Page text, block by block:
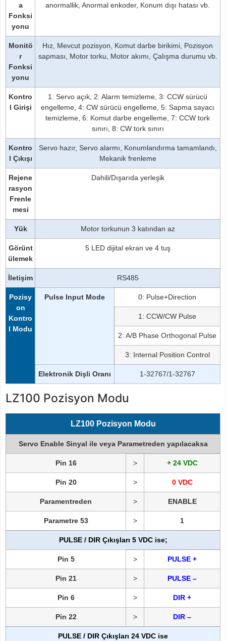
a
Fonksi
yonu
anormallik, Anormal enkoder, Konum dışı hatası vb.
Monitö
r
Fonksi
yonu
Hız, Mevcut pozisyon, Komut darbe birikimi, Pozisyon
sapması, Motor torku, Motor akımı, Çalışma durumu vb.
Kontro
l Girişi
1: Servo açık, 2: Alarm temizleme, 3: CCW sürücü
engelleme, 4: CW sürücü engelleme, 5: Sapma sayacı
temizleme, 6: Komut darbe engelleme, 7: CCW tork
sınırı, 8: CW tork sınırı
Kontro
l Çıkışı
Servo hazır, Servo alarmı, Konumlandırma tamamlandı,
Mekanik frenleme
Rejene
rasyon
Frenle
mesi
Dahili/Dışarıda yerleşik
Yük Motor torkunun 3 katından az
Görünt
ülemek
5 LED dijital ekran ve 4 tuş
İletişim RS485
Pozisy
on
Kontro
l Modu
Pulse Input Mode 0: Pulse+Direction
1: CCW/CW Pulse
2: A/B Phase Orthogonal Pulse
3: Internal Position Control
Elektronik Dişli Oranı 1-32767/1-32767
LZ100 Pozisyon Modu
LZ100 Pozisyon Modu
Servo Enable Sinyal ile veya Parametreden yapılacaksa
Pin 16 > + 24 VDC
Pin 20 > 0 VDC
Paramentreden > ENABLE
Parametre 53 > 1
PULSE / DIR Çıkışları 5 VDCise;
Pin 5 > PULSE +
Pin 21 > PULSE –
Pin 6 > DIR +
Pin 22 > DIR –
PULSE / DIR Çıkışları 24 VDC ise